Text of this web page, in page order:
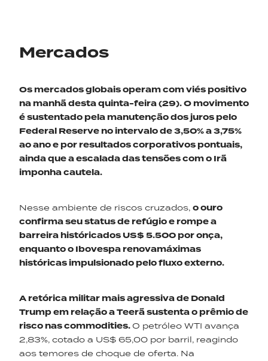
Mercados
Os mercados globais operam com viés positivo
na manhã desta quinta-feira (29). O movimento
é sustentado pela manutenção dos juros pelo
Federal Reserve no intervalo de 3,50% a 3,75%
ao ano e por resultados corporativos pontuais,
ainda que a escalada das tensões com o Irã
imponha cautela.
Nesse ambiente de riscos cruzados, o ouro
confirma seu status de refúgio e rompe a
barreira históricados US$ 5.500 por onça,
enquanto o Ibovespa renovamáximas
históricas impulsionado pelo fluxo externo.
A retórica militar mais agressivade Donald
Trumpem relação a Teerã sustenta o prêmio de
risco nas commodities.O petróleo WTI avança
2,83%, cotado a US$ 65,00 por barril, reagindo
aos temores de choque de oferta. Na